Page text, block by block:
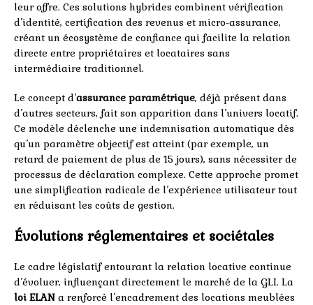
leur offre. Ces solutions hybrides combinent vérification
d’identité, certification des revenus et micro-assurance,
créant un écosystème de confiance qui facilite la relation
directe entre propriétaires et locataires sans
intermédiaire traditionnel.
Le concept d’assurance paramétrique, déjà présent dans
d’autres secteurs, fait son apparition dans l’univers locatif.
Ce modèle déclenche une indemnisation automatique dès
qu’un paramètre objectif est atteint (par exemple, un
retard de paiement de plus de 15 jours), sans nécessiter de
processus de déclaration complexe. Cette approche promet
une simplification radicale de l’expérience utilisateur tout
en réduisant les coûts de gestion.
Évolutions réglementaires et sociétales
Le cadre législatif entourant la relation locative continue
d’évoluer, influençant directement le marché de la GLI. La
loi ELAN a renforcé l’encadrement des locations meublées